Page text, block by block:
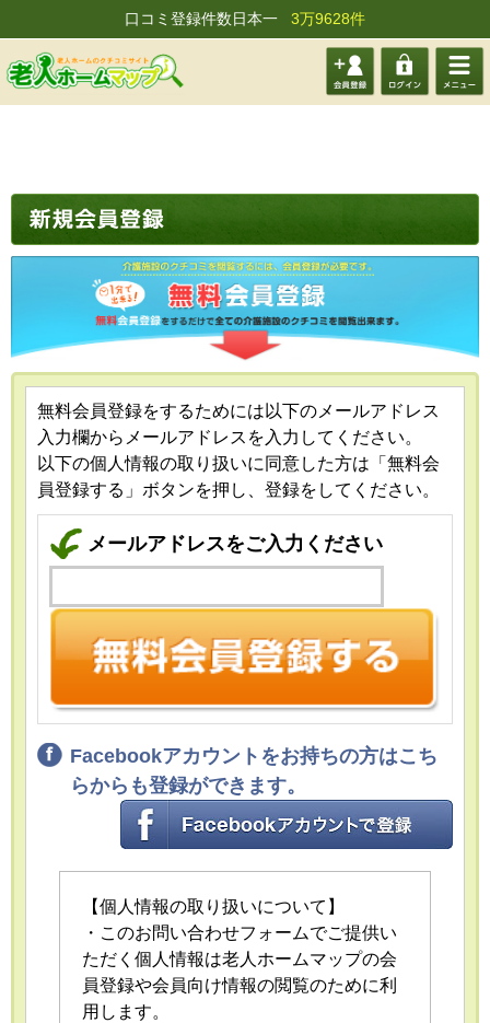
口コミ登録件数日本一 3万9628件
会員登 ログイ メニュ
無料会員登録をするためには以下のメールアドレス
入力欄からメールアドレスを入力してください。
以下の個人情報の取り扱いに同意した方は「無料会
員登録する」ボタンを押し、登録をしてください。
メールアドレスをご入力ください
Facebookアカウントをお持ちの方はこち
らからも登録ができます。
【個人情報の取り扱いについて】
・このお問い合わせフォームでご提供い
ただく個人情報は老人ホームマップの会
員登録や会員向け情報の閲覧のために利
用します。